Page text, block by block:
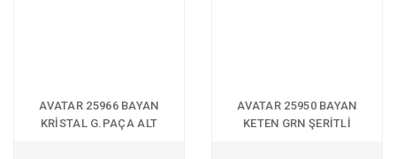
AVATAR 25966 BAYAN
KRİSTAL G.PAÇA ALT
AVATAR 25950 BAYAN
KETEN GRN ŞERİTLİ